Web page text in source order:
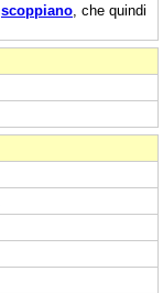
scoppiano , che quindi